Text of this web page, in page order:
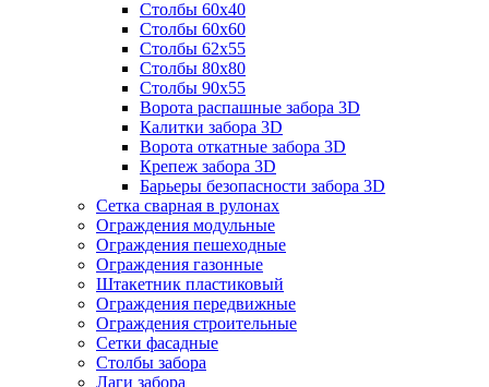
Столбы 60х40
Столбы 60х60
Столбы 62х55
Столбы 80х80
Столбы 90х55
Ворота распашные забора 3D
Калитки забора 3D
Ворота откатные забора 3D
Крепеж забора 3D
Барьеры безопасности забора 3D
Сетка сварная в рулонах
Ограждения модульные
Ограждения пешеходные
Ограждения газонные
Штакетник пластиковый
Ограждения передвижные
Ограждения строительные
Сетки фасадные
Столбы забора
Лаги забора